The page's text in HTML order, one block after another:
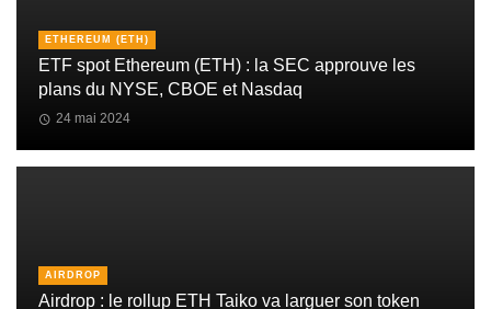
ETHEREUM (ETH)
ETF spot Ethereum (ETH) : la SEC approuve les
plans du NYSE, CBOE et Nasdaq
24 mai 2024
AIRDROP
Airdrop : le rollup ETH Taiko va larguer son token